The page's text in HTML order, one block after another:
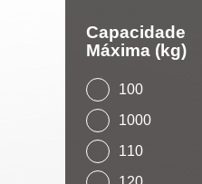
Capacidade
Máxima (kg)
100
1000
110